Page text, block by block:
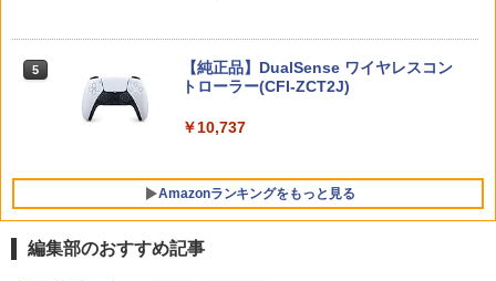
【特典】ほの暮しの庭 switch2版(【初
HILL: Townfall(アクリルキーホルダー+
【早期購入封入特典】DLCチラシ)
￥7,480
ゲーム&ウオッチ スーパーマリオブラザ
￥6,864
ンラインコード版
5
【純正品】DualSense ワイヤレスコン
トローラー(CFI-ZCT2J)
￥10,737
Amazonランキングをもっと見る
編集部のおすすめ記事